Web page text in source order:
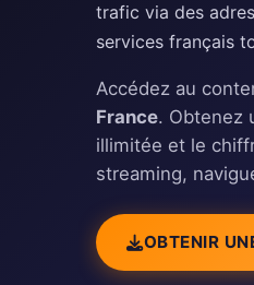
trafic via des
services français
Accédez au
France. Obtenez
illimitée et le
streaming,
OBTENIR